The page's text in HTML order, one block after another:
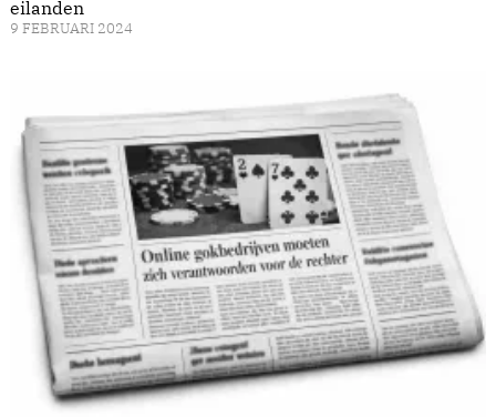
eilanden
9 FEBRUARI 2024